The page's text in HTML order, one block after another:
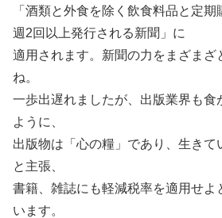
「酒類と外食を除く飲食料品と定
週2回以上発行される新聞」に
適用されます。新聞の力をまざまざ
ね。
一歩出遅れましたが、出版業界も食
ように、
出版物は「心の糧」であり、生きて
と主張、
書籍、雑誌にも軽減税率を適用せよ
います。